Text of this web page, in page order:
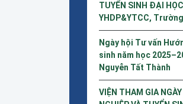
TUYỂN SINH ĐẠI
YHDP&YTCC,
Ngày hội Tư vấn
sinh năm học
Nguyễn Tất Thành
VIỆN THAM GIA